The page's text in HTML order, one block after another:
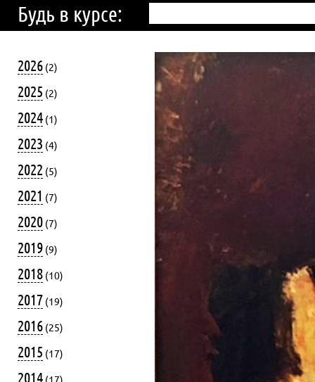
Будь в курсе:
2026 (2)
2025 (2)
2024 (1)
2023 (4)
2022 (5)
2021 (7)
2020 (7)
2019 (9)
2018 (10)
2017 (19)
2016 (25)
2015 (17)
2014 (17)